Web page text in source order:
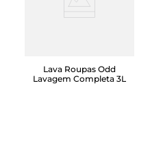
Lava Roupas Odd
Lavagem Completa 3L